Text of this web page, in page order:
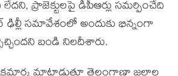
ప్రాజెక్టులపై డీపీఆర్లు సమర్పించేది
సమావేశంలో అందుకు భిన్నంగా
బండి నిలదీశారు.